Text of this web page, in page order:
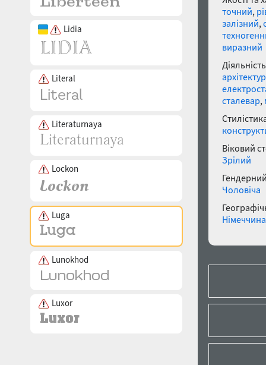
Lidia
Literal
Literaturnaya
Lockon
Luga
Lunokhod
Luxor
точний,
залізний,
виразний
сталевар,
Віковий
Зрілий
Чоловіча
Німеччина